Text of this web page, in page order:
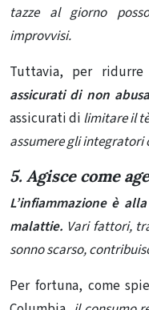
tazze al giorno
improvvisi.
Tuttavia, per
assicurati di non
assicurati di limitare il
assumere gli
5. Agisce come
L’infiammazione è
malattie. Vari fattori,
sonno scarso,
Per fortuna, come